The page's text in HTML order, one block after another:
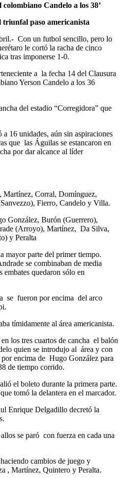
Candelo a los 38’
paso americanista
Con un futbol sencillo, pero lo
le cortó la racha de cinco
tras imponerse 1-0.
a la fecha 14 del Clausura
Yerson Candelo a los 36
del estadio “Corregidora” que
16 unidades, aún sin aspiraciones
que las Águilas se estancaron en
por dar alcance al líder
Corral, Domínguez,
Fierro, Candelo y Villa.
González, Burón (Guerrero),
(Arroyo), Martínez, Da Silva,
y Peralta
parte del primer tiempo.
se combinaban de media
embates quedaron sólo en
se fueron por encima del arco
tímidamente al área americanista.
los tres cuartos de cancha el balón
quien se introdujo al área y con
encima de Hugo González para
de tiempo corrido.
el boleto durante la primera parte.
tomó la delantera en el marcador.
Enrique Delgadillo decretó la
se paró con fuerza en cada una
cambios de juego y
, Martínez, Quintero y Peralta.